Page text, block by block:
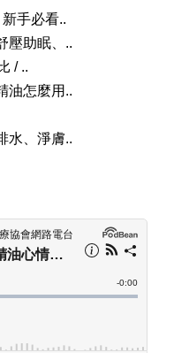
手必看..
壓助眠、..
/ ..
油怎麼用..
水、淨膚..